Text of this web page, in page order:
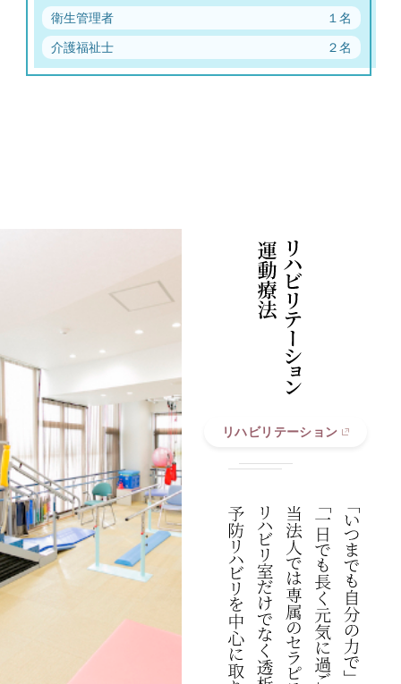
衛生管理者 １名
介護福祉士 ２名
リハビリテーション